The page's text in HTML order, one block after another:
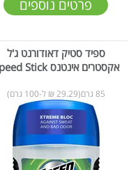
פרטים נוספים
ספיד סטיק דאודורנט ג'ל
אקסטרים אינטנס Speed Stick
85 גרם(29.29 ₪ ל-100 גרם)